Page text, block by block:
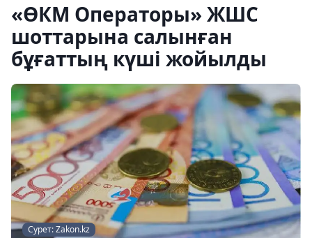
«ӨКМ Операторы» ЖШС
шоттарына салынған
бұғаттың күші жойылды
Сурет: Zakon.kz